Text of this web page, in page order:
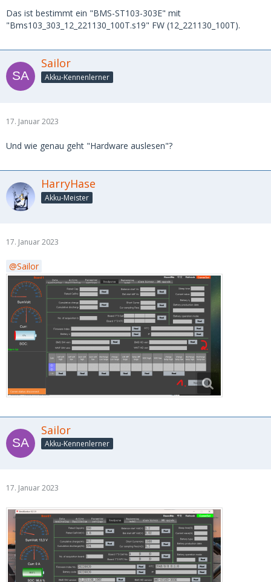
Das ist bestimmt ein "BMS-ST103-303E" mit
"Bms103_303_12_221130_100T.s19" FW (12_221130_100T).
Sailor
Akku-Kennenlerner
17. Januar 2023
Und wie genau geht "Hardware auslesen"?
HarryHase
Akku-Meister
17. Januar 2023
Sailor
Sailor
Akku-Kennenlerner
17. Januar 2023